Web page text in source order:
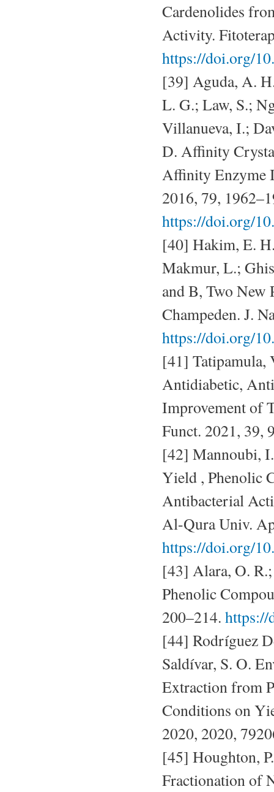
Cardenolides
Activity.
https://doi.org/
[39] Aguda, A.
L. G.; Law, S.;
Villanueva, I.;
D. Affinity
Affinity Enzyme
2016, 79,
https://doi.org/
[40] Hakim, E.
Makmur, L.;
and B, Two New
Champeden. J.
https://doi.org/
[41] Tatipamula,
Antidiabetic,
Improvement of
Funct. 2021, 39,
[42] Mannoubi,
Yield , Phenolic
Antibacterial
Al-Qura Univ.
https://doi.org/
[43] Alara, O.
Phenolic
200–214. https://
[44] Rodríguez
Saldívar, S. O.
Extraction from
Conditions on
2020, 2020,
[45] Houghton,
Fractionation of